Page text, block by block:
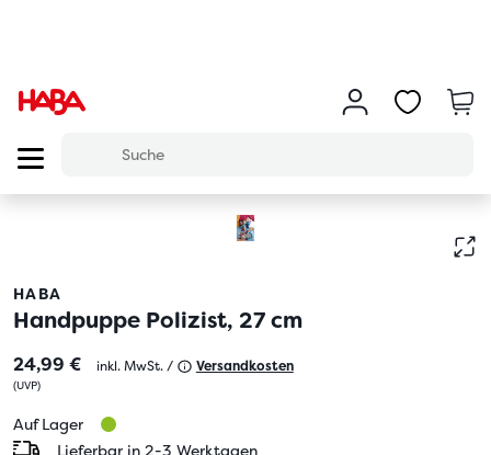
HABA
Handpuppe Polizist, 27 cm
24,99 € inkl. MwSt. / Versandkosten
(UVP)
Auf Lager
Lieferbar in 2-3 Werktagen